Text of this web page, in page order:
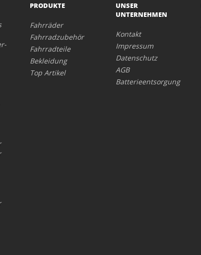
PRODUKTE
Fahrräder
Fahrradzubehör
Fahrradteile
Bekleidung
Top Artikel
UNSER
UNTERNEHMEN
Kontakt
Impressum
Datenschutz
AGB
Batterieentsorgung